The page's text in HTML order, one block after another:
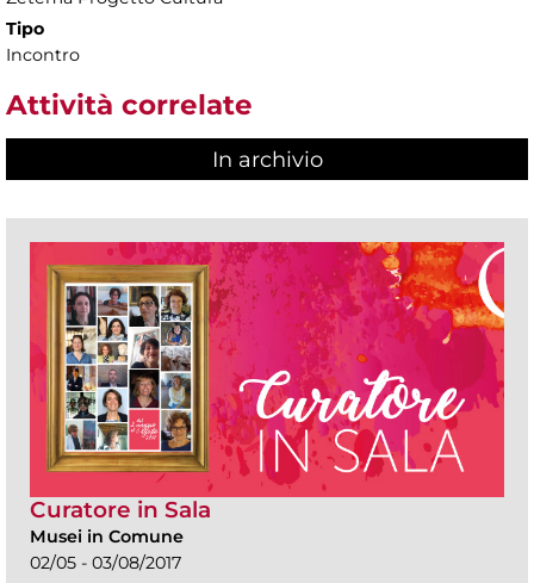
Tipo
Incontro
Attività correlate
In archivio
Curatore in Sala
Musei in Comune
02/05 - 03/08/2017